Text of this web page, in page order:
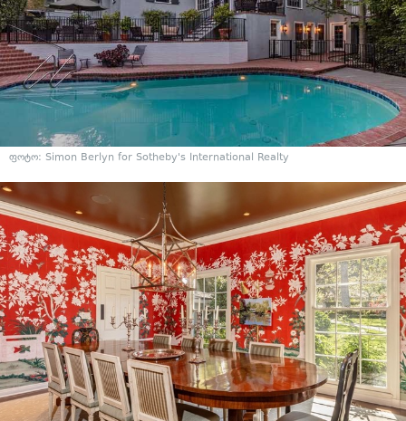
ფოტო: Simon Berlyn for Sotheby's International Realty